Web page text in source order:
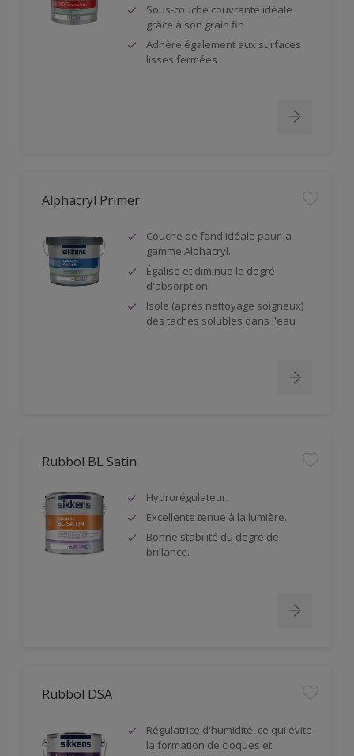
Sous-couche couvrante idéale
grâce à son grain fin
Adhère également aux surfaces
lisses fermées
Alphacryl Primer
Couche de fond idéale pour la
gamme Alphacryl.
Égalise et diminue le degré
d'absorption
Isole (après nettoyage soigneux)
des taches solubles dans l'eau
Rubbol BL Satin
Hydrorégulateur.
Excellente tenue à la lumière.
Bonne stabilité du degré de
brillance.
Rubbol DSA
Régulatrice d'humidité, ce qui évite
la formation de cloques et